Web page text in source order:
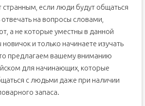
странным, если люди будут общаться
отвечать на вопросы словами,
а не которые уместны в данной
новичок и только начинаете изучать
предлагаем вашему вниманию
для начинающих, которые
с людьми даже при наличии
запаса.